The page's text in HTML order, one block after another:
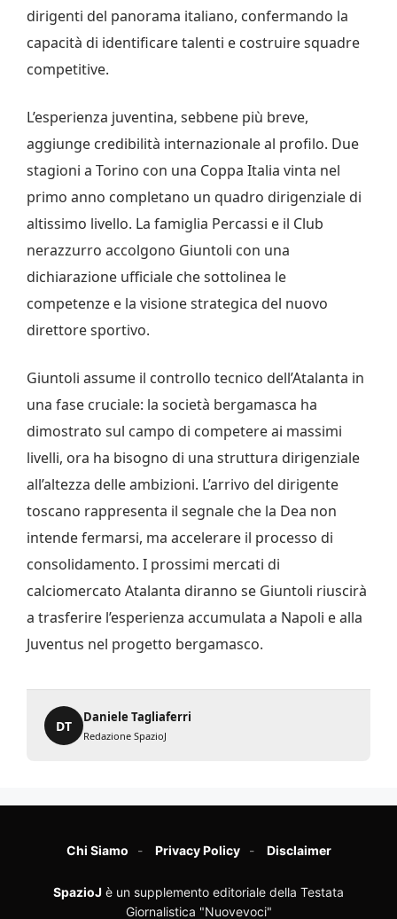
dirigenti del panorama italiano, confermando la
capacità di identificare talenti e costruire squadre
competitive.
L’esperienza juventina, sebbene più breve,
aggiunge credibilità internazionale al profilo. Due
stagioni a Torino con una Coppa Italia vinta nel
primo anno completano un quadro dirigenziale di
altissimo livello. La famiglia Percassi e il Club
nerazzurro accolgono Giuntoli con una
dichiarazione ufficiale che sottolinea le
competenze e la visione strategica del nuovo
direttore sportivo.
Giuntoli assume il controllo tecnico dell’Atalanta in
una fase cruciale: la società bergamasca ha
dimostrato sul campo di competere ai massimi
livelli, ora ha bisogno di una struttura dirigenziale
all’altezza delle ambizioni. L’arrivo del dirigente
toscano rappresenta il segnale che la Dea non
intende fermarsi, ma accelerare il processo di
consolidamento. I prossimi mercati di
calciomercato Atalanta diranno se Giuntoli riuscirà
a trasferire l’esperienza accumulata a Napoli e alla
Juventus nel progetto bergamasco.
DT
Daniele Tagliaferri
Redazione SpazioJ
Chi Siamo Privacy Policy Disclaimer
SpazioJ è un supplemento editoriale della Testata
Giornalistica "Nuovevoci"